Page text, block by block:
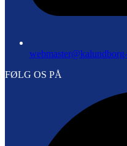
FØLG OS PÅ